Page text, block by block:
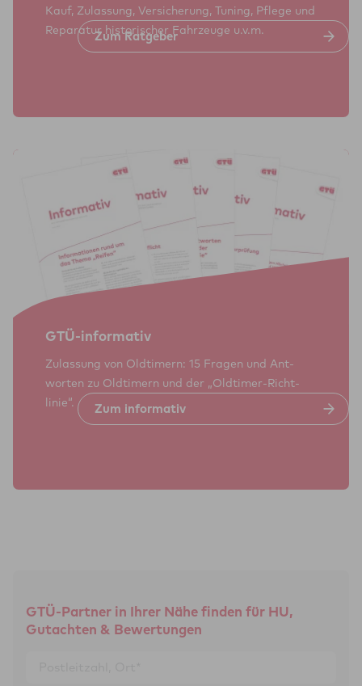
Kauf, Zulassung, Versicherung, Tuning, Pflege und
Reparatur historischer Fahrzeuge u.v.m.
Zum Rat­ge­ber
GTÜ-infor­ma­tiv
Zulassung von Old­timern: 15 Fragen und Ant­
worten zu Old­timern und der „Old­timer-Richt­
linie“.
Zum infor­ma­tiv
GTÜ-Partner in Ihrer Nähe finden für HU,
Gutachten & Bewertungen